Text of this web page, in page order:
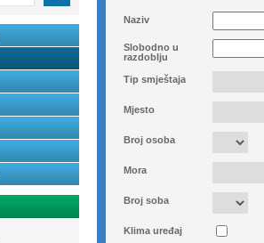
Naziv
Slobodno u
razdoblju
Tip smještaja
Mjesto
Broj osoba
Mora
Broj soba
Klima uređaj